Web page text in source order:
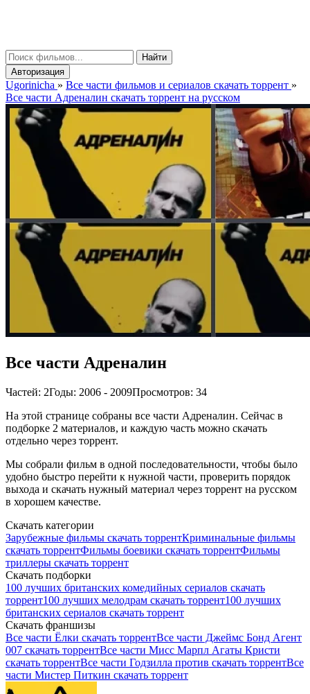
Найти
Авторизация
Ugorinicha » Все части фильмов и сериалов скачать торрент »
Все части Адреналин скачать торрент на русском
Все части Адреналин
Частей: 2Годы: 2006 - 2009Просмотров: 34
На этой странице собраны все части Адреналин. Сейчас в
подборке 2 материалов, и каждую часть можно скачать
отдельно через торрент.
Мы собрали фильм в одной последовательности, чтобы было
удобно быстро перейти к нужной части, проверить порядок
выхода и скачать нужный материал через торрент на русском
в хорошем качестве.
Скачать категории
Зарубежные фильмы скачать торрентКриминальные фильмы
скачать торрентФильмы боевики скачать торрентФильмы
триллеры скачать торрент
Скачать подборки
100 лучших британских комедийных сериалов скачать
торрент100 лучших мелодрам скачать торрент100 лучших
британских сериалов скачать торрент
Скачать франшизы
Все части Ёлки скачать торрентВсе части Джеймс Бонд Агент
007 скачать торрентВсе части Мисс Марпл Агаты Кристи
скачать торрентВсе части Годзилла против скачать торрентВсе
части Мистер Питкин скачать торрент